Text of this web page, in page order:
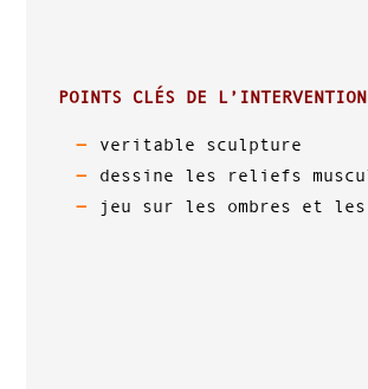
POINTS CLÉS DE L’INTERVENTION
veritable sculpture
dessine les reliefs
jeu sur les ombres et les